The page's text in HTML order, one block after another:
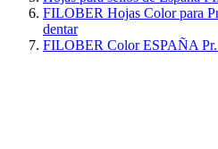
FILOBER Hojas Color para
dentar
FILOBER Color ESPAÑA